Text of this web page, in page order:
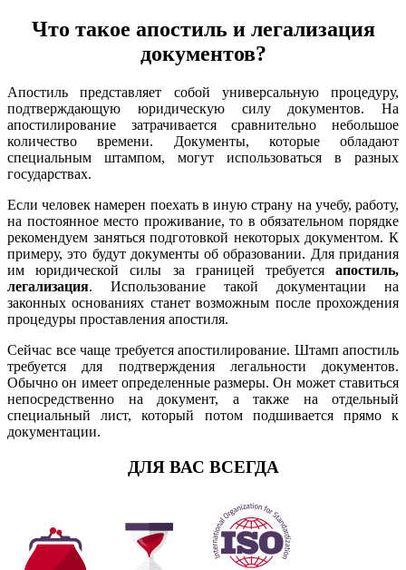
Что такое апостиль и легализация
документов?
Апостиль представляет собой универсальную процедуру,
подтверждающую юридическую силу документов. На
апостилирование затрачивается сравнительно небольшое
количество времени. Документы, которые обладают
специальным штампом, могут использоваться в разных
государствах.
Если человек намерен поехать в иную страну на учебу, работу,
на постоянное место проживание, то в обязательном порядке
рекомендуем заняться подготовкой некоторых документом. К
примеру, это будут документы об образовании. Для придания
им юридической силы за границей требуется апостиль,
легализация. Использование такой документации на
законных основаниях станет возможным после прохождения
процедуры проставления апостиля.
Сейчас все чаще требуется апостилирование. Штамп апостиль
требуется для подтверждения легальности документов.
Обычно он имеет определенные размеры. Он может ставиться
непосредственно на документ, а также на отдельный
специальный лист, который потом подшивается прямо к
документации.
ДЛЯ ВАС ВСЕГДА